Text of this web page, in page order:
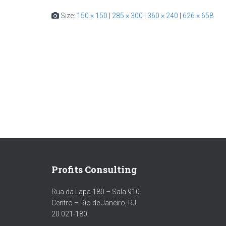
Size: 150 × 150 285 × 300 360 × 240 626 × 658
Profits Consulting
Rua da Lapa 180 – Sala 910
Centro – Rio de Janeiro, RJ
20.021-180